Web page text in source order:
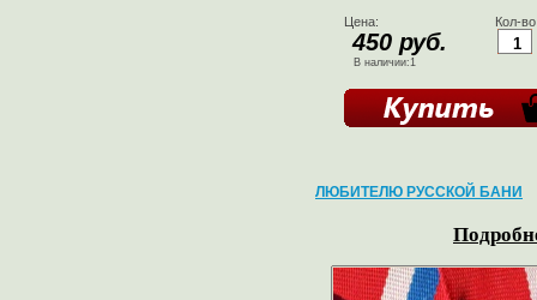
Цена:
450 руб.
В наличии:1
Кол-
ЛЮБИТЕЛЮ РУССКОЙ БАНИ